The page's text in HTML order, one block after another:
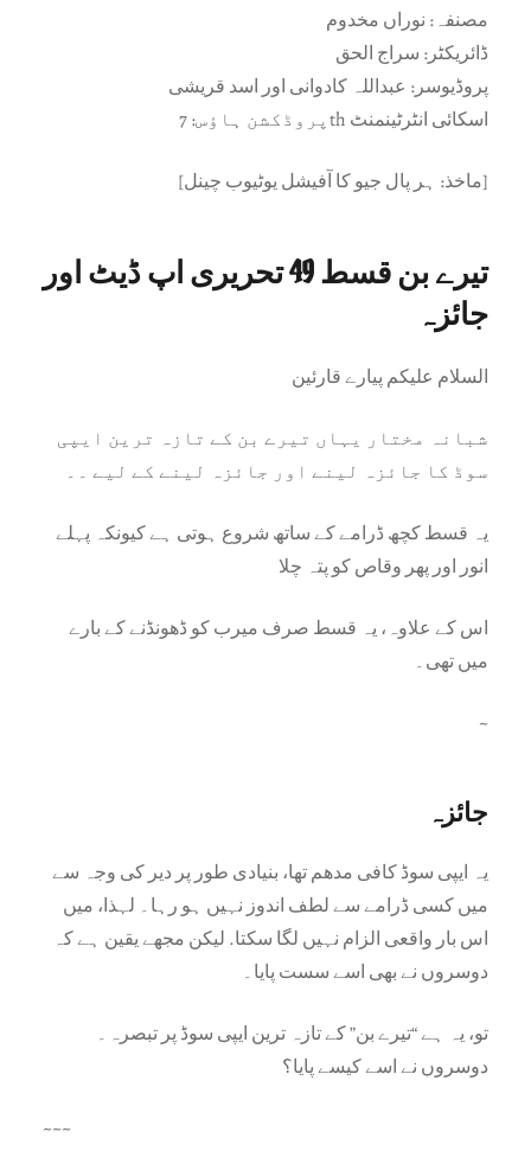
مصنفہ: نوراں مخدوم
ڈائریکٹر: سراج الحق
پروڈیوسر: عبداللہ کادوانی اور اسد قریشی
پروڈکشن ہاؤس: 7th اسکائی انٹرٹینمنٹ
[ماخذ: ہر پال جیو کا آفیشل یوٹیوب چینل]
تیرے بن قسط 49 تحریری اپ ڈیٹ اور
جائزہ
السلام علیکم پیارے قارئین
شبانہ مختار یہاں تیرے بن کے تازہ ترین ایپی
سوڈ کا جائزہ لینے اور جائزہ لینے کے لیے ۔۔
یہ قسط کچھ ڈرامے کے ساتھ شروع ہوتی ہے کیونکہ پہلے
انور اور پھر وقاص کو پتہ چلا
اس کے علاوہ، یہ قسط صرف میرب کو ڈھونڈنے کے بارے
میں تھی۔
~
جائزہ
یہ ایپی سوڈ کافی مدھم تھا، بنیادی طور پر دیر کی وجہ سے
میں کسی ڈرامے سے لطف اندوز نہیں ہو رہا۔ لہذا، میں
اس بار واقعی الزام نہیں لگا سکتا. لیکن مجھے یقین ہے کہ
دوسروں نے بھی اسے سست پایا۔
تو، یہ ہے “تیرے بن” کے تازہ ترین ایپی سوڈ پر تبصرہ۔
دوسروں نے اسے کیسے پایا؟
~~~